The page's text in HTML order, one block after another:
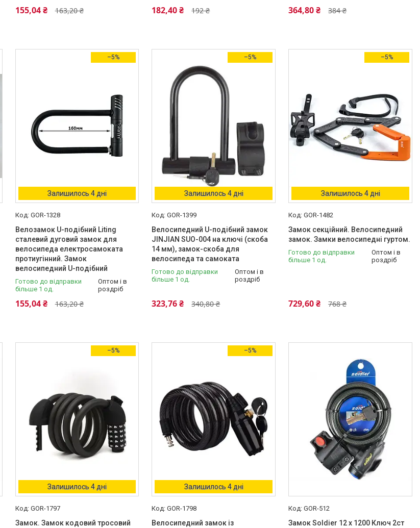
163,20 ₴
155,04 ₴ 192 ₴
182,40 ₴ 384 ₴
364,80 ₴
–5%
Залишилось 4 дні
GOR-1328
Велозамок U-подібний Liting
сталевий дуговий замок для
велосипеда електросамоката
протиугінний. Замок
велосипедний U-подібний
Готово до відправки
більше 1 од.
Оптом і в
роздріб
163,20 ₴
155,04 ₴
–5%
Залишилось 4 дні
GOR-1399
Велосипедний U-подібний замок
JINJIAN SUO-004 на ключі (скоба
14 мм), замок-скоба для
велосипеда та самоката
Готово до відправки
більше 1 од.
Оптом і в
роздріб
340,80 ₴
323,76 ₴
–5%
Залишилось 4 дні
GOR-1482
Замок секційний. Велосипедний
замок. Замки велосипедні гуртом.
Готово до відправки
більше 1 од.
Оптом і в
роздріб
768 ₴
729,60 ₴
–5%
Залишилось 4 дні
GOR-1797
Замок. Замок кодовий тросовий
–5%
Залишилось 4 дні
GOR-1798
Велосипедний замок із
GOR-512
Замок Soldier 12 х 1200 Ключ 2ст